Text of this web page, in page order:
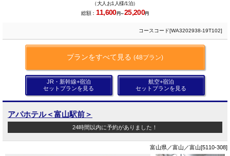
（大人お1人様/1泊）
総額： 11,600円～25,200円
コースコード[WA3202938-19T102]
プランをすべて見る (48プラン)
JR・新幹線+宿泊
セットプランを見る
航空+宿泊
セットプランを見る
アパホテル＜富山駅前＞
24時間以内に予約がありました！
富山県／富山／富山[5110-308]